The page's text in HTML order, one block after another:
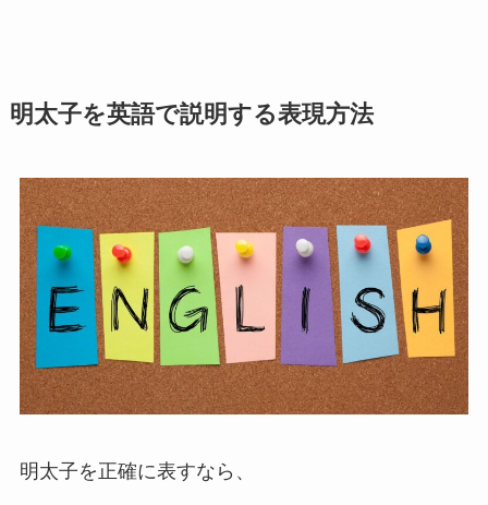
明太子を英語で説明する表現方法
明太子を正確に表すなら、